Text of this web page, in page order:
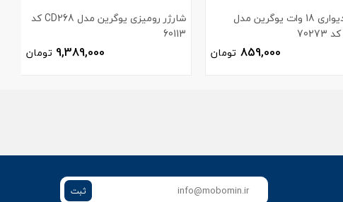
شارژر دیواری 18 وات یوگرین مدل
859,000 تومان
شارژر رومیزی یوگرین مدل CD268 کد
60113
9,389,000 تومان
ثبت